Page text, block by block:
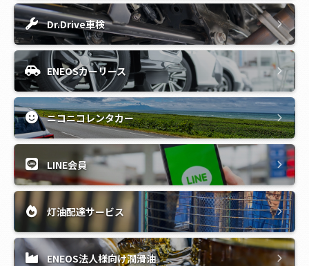
Dr.Drive車検
ENEOSカーリース
ニコニコレンタカー
LINE会員
灯油配達サービス
ENEOS法人様向け潤滑油